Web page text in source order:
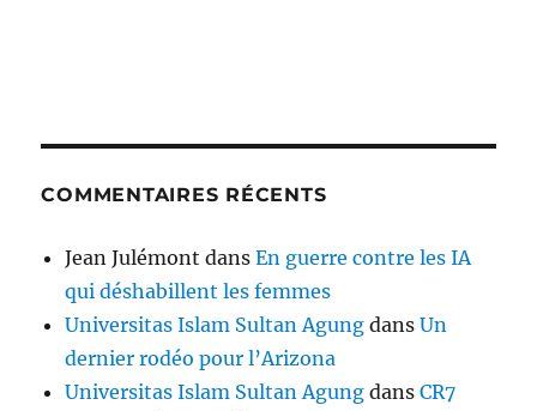
COMMENTAIRES RÉCENTS
Jean Julémont dansEn guerre contre les IA
qui déshabillent les femmes
Universitas Islam Sultan Agung dansUn
dernier rodéo pour l’Arizona
Universitas Islam Sultan Agung dansCR7